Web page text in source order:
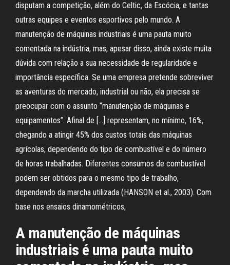
disputam a competição, além do Celtic, da Escócia, e tantas
outras equipes e eventos esportivos pelo mundo. A
manutenção de máquinas industriais é uma pauta muito
comentada na indústria, mas, apesar disso, ainda existe muita
dúvida com relação a sua necessidade de regularidade e
importância específica. Se uma empresa pretende sobreviver
as aventuras do mercado, industrial ou não, ela precisa se
preocupar com o assunto “manutenção de máquinas e
equipamentos”. Afinal de […] representam, no mínimo, 16%,
chegando a atingir 45% dos custos totais das máquinas
agrícolas, dependendo do tipo de combustível e do número
de horas trabalhadas. Diferentes consumos de combustível
podem ser obtidos para o mesmo tipo de trabalho,
dependendo da marcha utilizada (HANSON et al., 2003). Com
base nos ensaios dinamométricos,
A manutenção de máquinas
industriais é uma pauta muito